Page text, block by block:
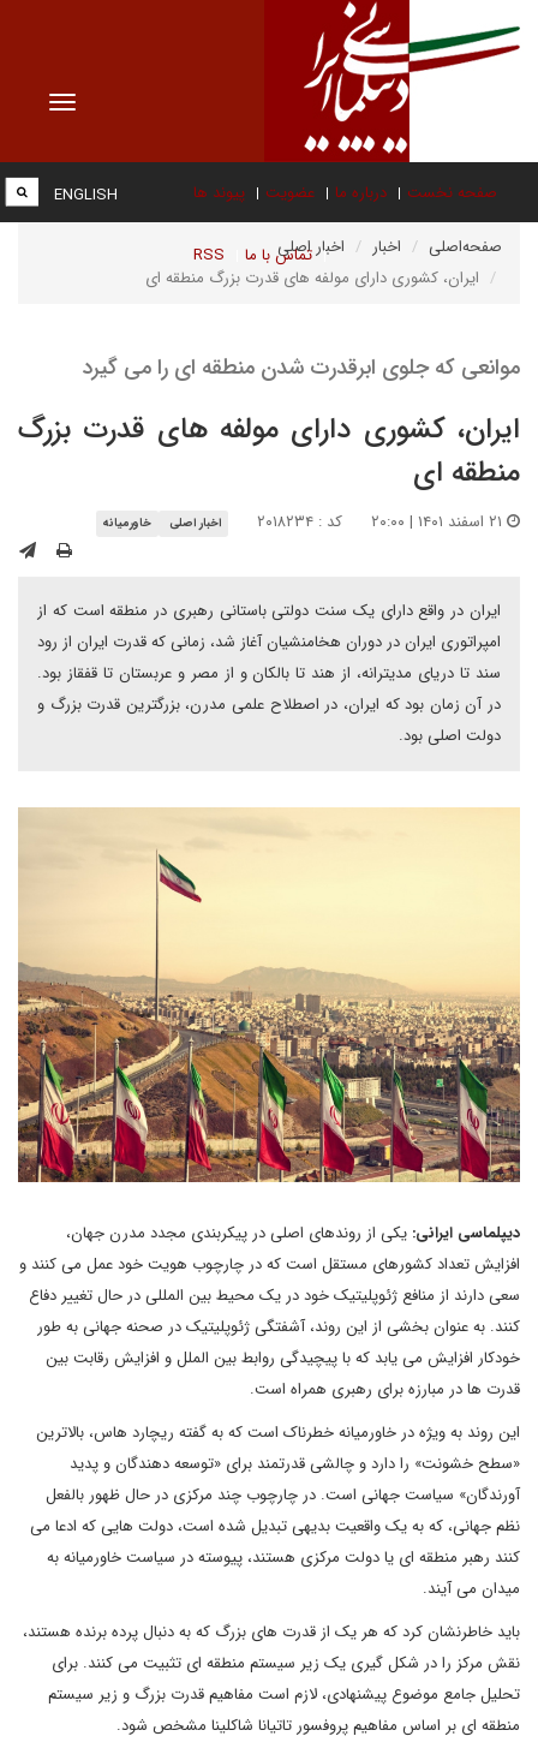
Toggle
صفحه نخست درباره ما عضویت پیوند ها
تماس با ما RSS
ENGLISH
صفحه‌اصلی اخبار
اخبار اصلی
ایران، کشوری دارای مولفه های قدرت بزرگ منطقه ای
موانعی که جلوی ابرقدرت شدن منطقه ای را می گیرد
ایران، کشوری دارای مولفه های قدرت بزرگ
منطقه ای
کد : ۲۰۱۸۲۳۴ اخبار اصلی خاورمیانه
ایران در واقع دارای یک سنت دولتی باستانی رهبری در منطقه است که از
امپراتوری ایران در دوران هخامنشیان آغاز شد، زمانی که قدرت ایران از رود
سند تا دریای مدیترانه، از هند تا بالکان و از مصر و عربستان تا قفقاز بود.
در آن زمان بود که ایران، در اصطلاح علمی مدرن، بزرگترین قدرت بزرگ و
دولت اصلی بود.
دیپلماسی ایرانی: یکی از روندهای اصلی در پیکربندی مجدد مدرن جهان،
افزایش تعداد کشورهای مستقل است که در چارچوب هویت خود عمل می کنند و
سعی دارند از منافع ژئوپلیتیک خود در یک محیط بین المللی در حال تغییر دفاع
کنند. به عنوان بخشی از این روند، آشفتگی ژئوپلیتیک در صحنه جهانی به طور
خودکار افزایش می یابد که با پیچیدگی روابط بین الملل و افزایش رقابت بین
قدرت ها در مبارزه برای رهبری همراه است.
این روند به ویژه در خاورمیانه خطرناک است که به گفته ریچارد هاس، بالاترین
«سطح خشونت» را دارد و چالشی قدرتمند برای «توسعه ‌دهندگان و پدید
آورندگان» سیاست جهانی است. در چارچوب چند مرکزی در حال ظهور بالفعل
نظم جهانی، که به یک واقعیت بدیهی تبدیل شده است، دولت ‌هایی که ادعا می‌
کنند رهبر منطقه ‌ای یا دولت مرکزی هستند، پیوسته در سیاست خاورمیانه به
میدان می‌ آیند.
باید خاطرنشان کرد که هر یک از قدرت های بزرگ که به دنبال پرده برنده هستند،
نقش مرکز را در شکل گیری یک زیر سیستم منطقه ای تثبیت می کنند. برای
تحلیل جامع موضوع پیشنهادی، لازم است مفاهیم قدرت بزرگ و زیر سیستم
منطقه ای بر اساس مفاهیم پروفسور تاتیانا شاکلینا مشخص شود.